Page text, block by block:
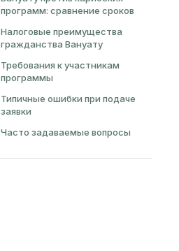
программ: сравнение сроков
Налоговые преимущества
гражданства Вануату
Требования к участникам
программы
Типичные ошибки при подаче
заявки
Часто задаваемые вопросы